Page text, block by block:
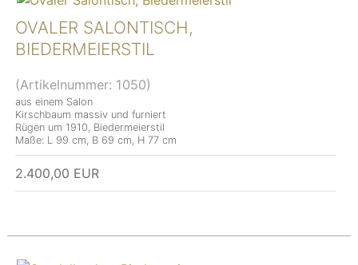
OVALER SALONTISCH,
BIEDERMEIERSTIL
(Artikelnummer: 1050)
aus einem Salon
Kirschbaum massiv und furniert
Rügen um 1910, Biedermeierstil
Maße: L 99 cm, B 69 cm, H 77 cm
2.400,00 EUR